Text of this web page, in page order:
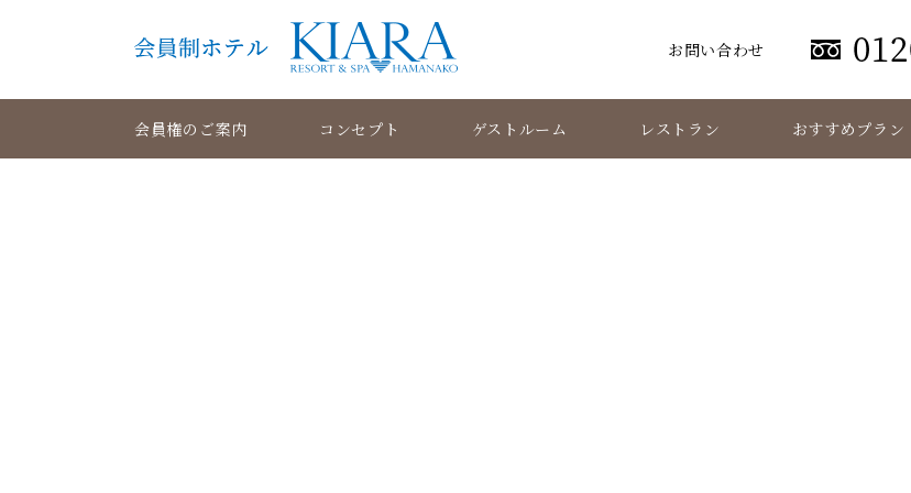
お問い合わせ
会員権のご案内 コンセプト ゲストルーム レストラン おすすめプラン